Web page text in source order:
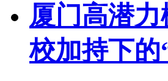
厦门高潜
校加持下